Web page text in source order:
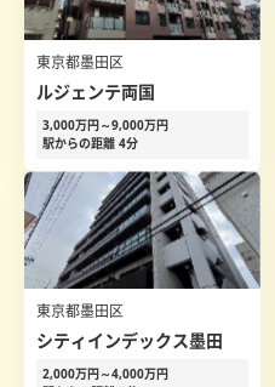
東京都墨田区
ルジェンテ両国
3,000万円～9,000万円
駅からの距離 4分
東京都墨田区
シティインデックス墨田
2,000万円～4,000万円